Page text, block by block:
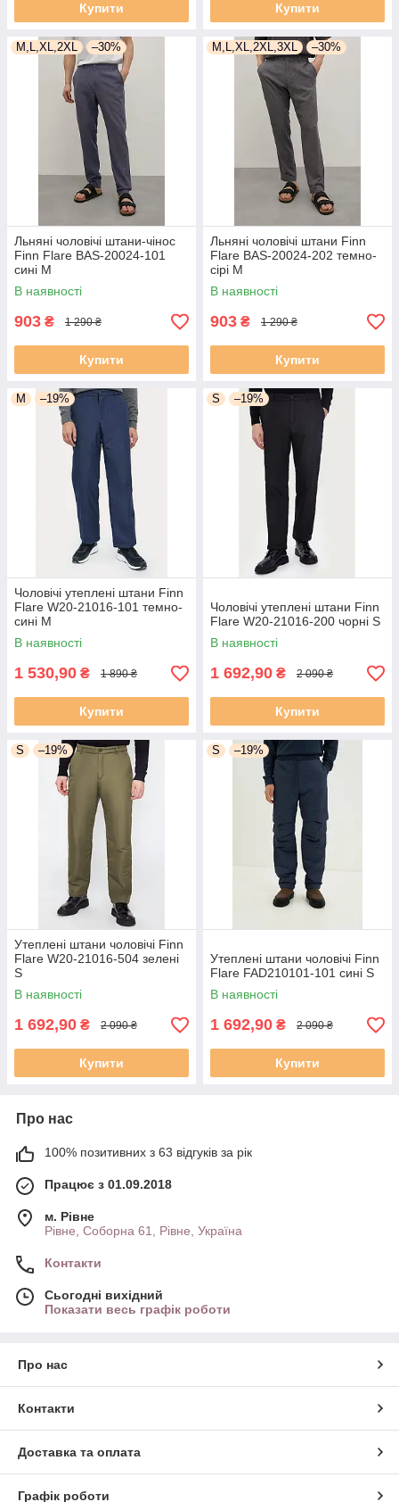
Купити Купити
M,L,XL,2XL –30%
Льняні чоловічі штани-чінос
Finn Flare BAS-20024-101
сині M
В наявності
903 ₴ 1 290 ₴
Купити
M,L,XL,2XL,3XL –30%
Льняні чоловічі штани Finn
Flare BAS-20024-202 темно-
сірі M
В наявності
903 ₴ 1 290 ₴
Купити
M –19%
Чоловічі утеплені штани Finn
Flare W20-21016-101 темно-
сині M
В наявності
1 530,90 ₴ 1 890 ₴
Купити
S –19%
Чоловічі утеплені штани Finn
Flare W20-21016-200 чорні S
В наявності
1 692,90 ₴ 2 090 ₴
Купити
S –19%
Утеплені штани чоловічі Finn
Flare W20-21016-504 зелені
S
В наявності
1 692,90 ₴ 2 090 ₴
Купити
S –19%
Утеплені штани чоловічі Finn
Flare FAD210101-101 сині S
В наявності
1 692,90 ₴ 2 090 ₴
Купити
Про нас
100% позитивних з 63 відгуків за рік
Працює з 01.09.2018
м. Рівне
Рівне, Соборна 61, Рівне, Україна
Контакти
Сьогодні вихідний
Показати весь графік роботи
Про нас
Контакти
Доставка та оплата
Графік роботи